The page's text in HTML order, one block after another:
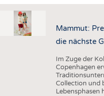
HAUS- UND HEIMTEXTILIEN
BEKLEIDUNG
TESTS
AUSSCHREIBUNGEN
Mammut:
die nächste
Im Zuge der
Copenhagen
Collection und
Lebensphasen